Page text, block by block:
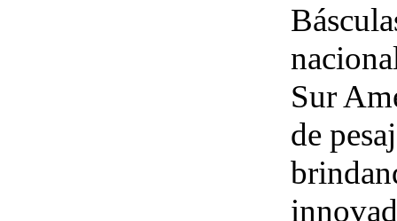
Sur
de